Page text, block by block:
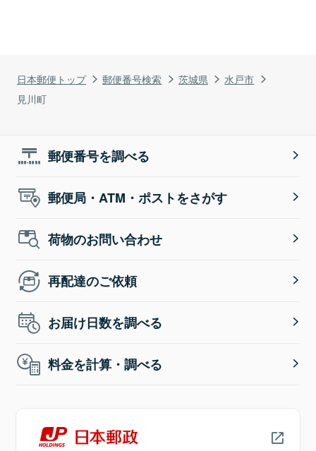
日本郵便トップ 郵便番号検索 茨城県
水戸市
見川町
郵便番号を調べる
郵便局・ATM・ポストをさがす
荷物のお問い合わせ
再配達のご依頼
お届け日数を調べる
料金を計算・調べる